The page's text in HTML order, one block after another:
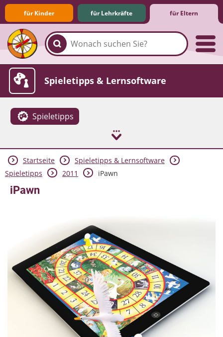
für Kinder für Lehrkräfte für Eltern
Familie & Medien
Spieletipps & Lernsoftware
Spieletipps
Die Jüngsten im Netz
Lexikon
Aktuelles
Startseite
Spieletipps & Lernsoftware
Spieletipps
2011 iPawn
iPawn